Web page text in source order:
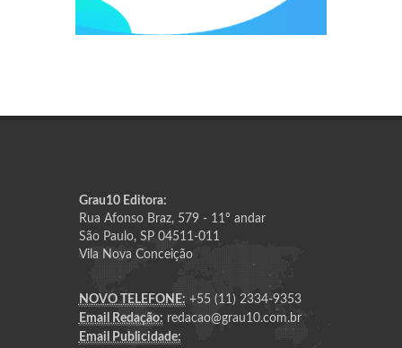
Grau10 Editora:
Rua Afonso Braz, 579 - 11º andar
São Paulo, SP 04511-011
Vila Nova Conceição
NOVO TELEFONE: +55 (11) 2334-9353
Email Redação: redacao@grau10.com.br
Email Publicidade: